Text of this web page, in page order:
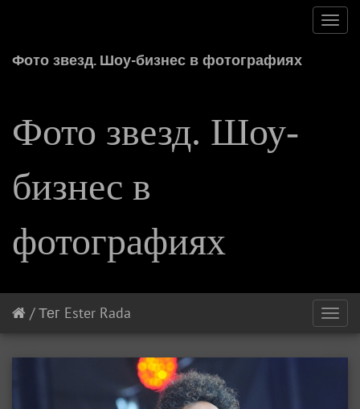
Фото звезд. Шоу-бизнес в фотографиях
Фото звезд. Шоу-
бизнес в
фотографиях
/Тег Ester Rada